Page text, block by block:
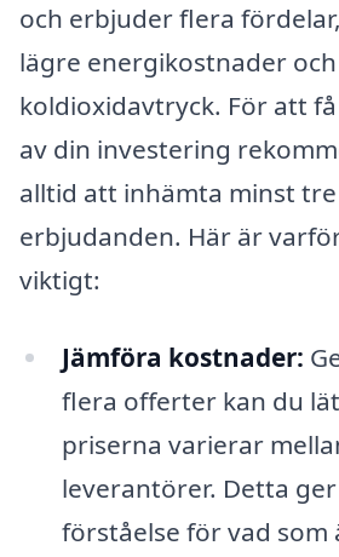
och erbjuder flera
lägre energikostnader
koldioxidavtryck. För att
av din investering
alltid att inhämta minst
erbjudanden. Här är
viktigt:
Jämföra kostnader:
flera offerter kan du
priserna varierar
leverantörer. Detta
förståelse för vad